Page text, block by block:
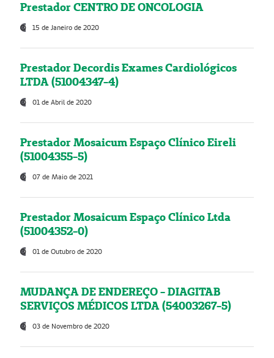
Prestador CENTRO DE ONCOLOGIA
15 de Janeiro de 2020
Prestador Decordis Exames Cardiológicos
LTDA (51004347-4)
01 de Abril de 2020
Prestador Mosaicum Espaço Clínico Eireli
(51004355-5)
07 de Maio de 2021
Prestador Mosaicum Espaço Clínico Ltda
(51004352-0)
01 de Outubro de 2020
MUDANÇA DE ENDEREÇO - DIAGITAB
SERVIÇOS MÉDICOS LTDA (54003267-5)
03 de Novembro de 2020